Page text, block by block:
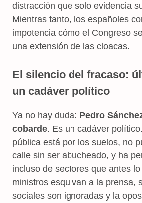
distracción que solo evidencia
Mientras tanto, los españoles
impotencia cómo el Congreso
una extensión de las cloacas.
El silencio del fracaso:
un cadáver político
Ya no hay duda: Pedro
cobarde. Es un cadáver
pública está por los suelos, no
calle sin ser abucheado, y ha
incluso de sectores que antes
ministros esquivan a la prensa,
sociales son ignoradas y la